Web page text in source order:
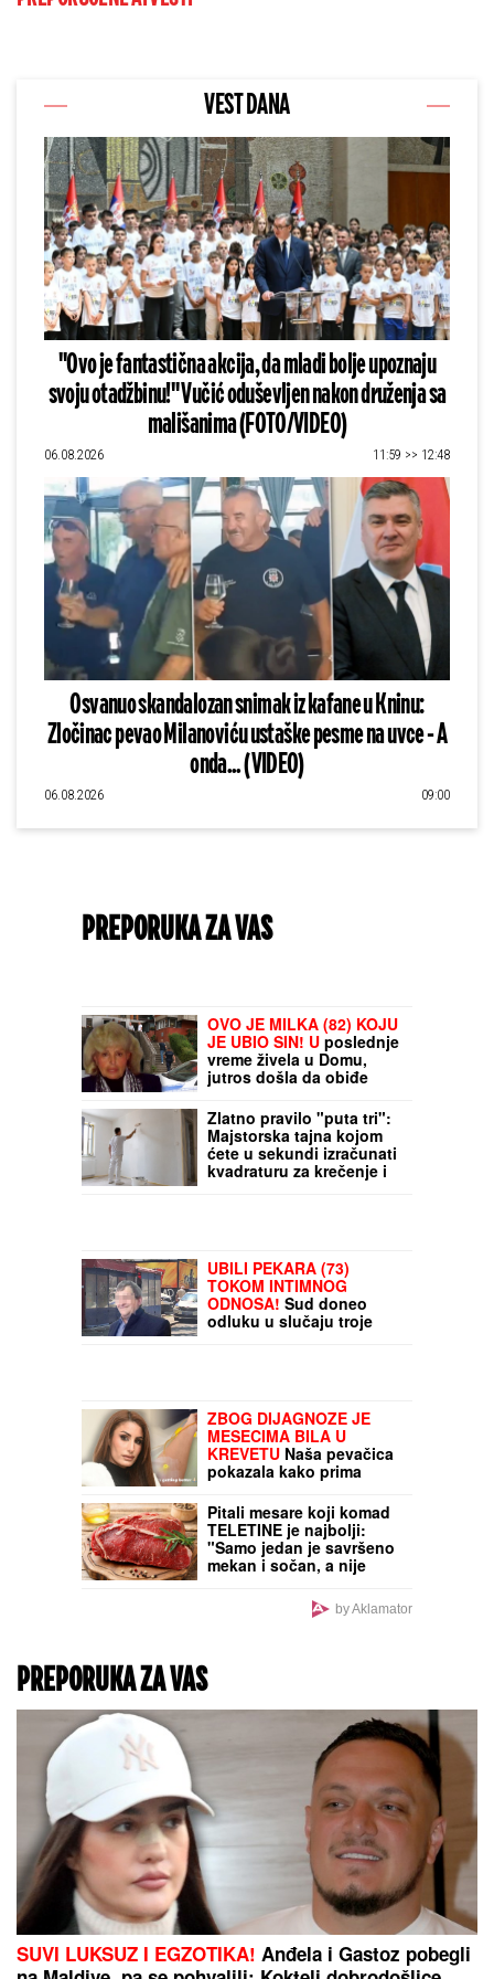
VEST DANA
"Ovo je fantastična akcija, da mladi bolje upoznaju
svoju otadžbinu!" Vučić oduševljen nakon druženja sa
mališanima (FOTO/VIDEO)
06.08.2026 11:59 >> 12:48
Osvanuo skandalozan snimak iz kafane u Kninu:
Zločinac pevao Milanoviću ustaške pesme na uvce - A
onda... (VIDEO)
06.08.2026 09:00
PREPORUKA ZA VAS
OVO JE MILKA (82) KOJU
JE UBIO SIN! Uposlednje
vreme živela u Domu,
jutros došla da obiđe
kvadraturu za krečenje i
izbeći prevare
UBILI PEKARA (73)
TOKOM INTIMNOG
ODNOSA!
Sud doneo
odluku u slučaju troje
osumnjičenih za ubistvo
na Karaburmi - detalji
zločina LEDE KRV U
ŽILAMA!